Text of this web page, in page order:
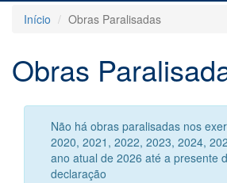
Início
Obras Paralisadas
Obras
Não há obras paralisadas nos
2020, 2021, 2022, 2023, 2024,
ano atual de 2026 até a presente
declaração